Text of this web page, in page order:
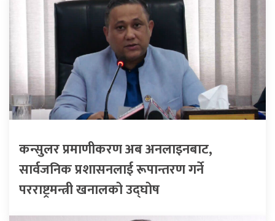
कन्सुलर प्रमाणीकरण अब अनलाइनबाट,
सार्वजनिक प्रशासनलाई रूपान्तरण गर्ने
परराष्ट्रमन्त्री खनालको उद्घोष